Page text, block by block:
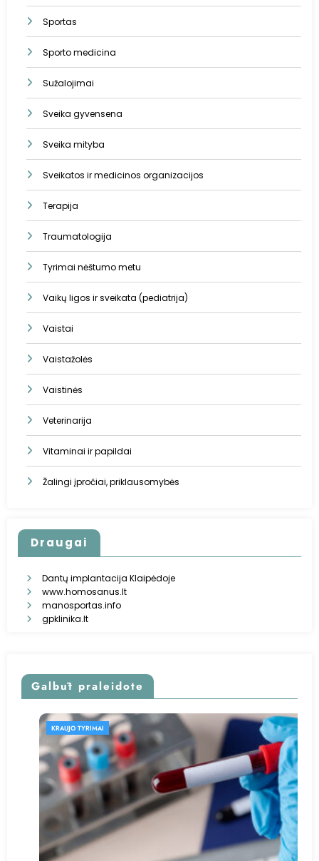
Sportas
Sporto medicina
Sužalojimai
Sveika gyvensena
Sveika mityba
Sveikatos ir medicinos organizacijos
Terapija
Traumatologija
Tyrimai nėštumo metu
Vaikų ligos ir sveikata (pediatrija)
Vaistai
Vaistažolės
Vaistinės
Veterinarija
Vitaminai ir papildai
Žalingi įpročiai, priklausomybės
Draugai
Dantų implantacija Klaipėdoje
www.homosanus.lt
manosportas.info
gpklinika.lt
Galbūt praleidote
KRAUJO TYRIMAI